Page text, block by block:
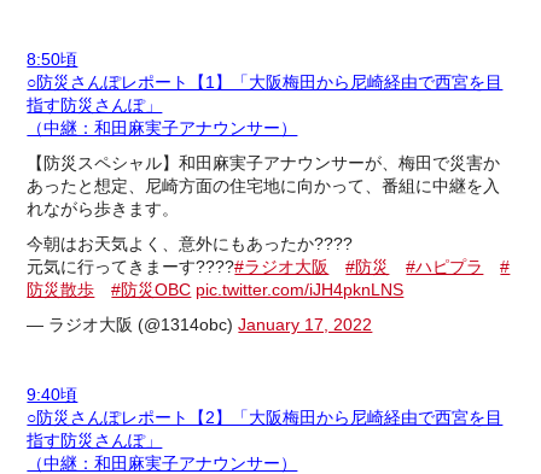
8:50頃
○防災さんぽレポート【1】「大阪梅田から尼崎経由で西宮を目
指す防災さんぽ」
（中継：和田麻実子アナウンサー）
【防災スペシャル】和田麻実子アナウンサーが、梅田で災害か
あったと想定、尼崎方面の住宅地に向かって、番組に中継を入
れながら歩きます。
今朝はお天気よく、意外にもあったか????
元気に行ってきまーす????#ラジオ大阪 #防災 #ハピプラ
#
防災散歩
#防災OBC pic.twitter.com/iJH4pknLNS
— ラジオ大阪 (@1314obc)January 17, 2022
9:40頃
○防災さんぽレポート【2】「大阪梅田から尼崎経由で西宮を目
指す防災さんぽ」
（中継：和田麻実子アナウンサー）